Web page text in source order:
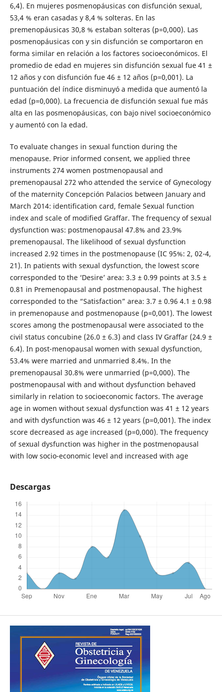
6,4). En mujeres posmenopáusicas con disfunción sexual,
53,4 % eran casadas y 8,4 % solteras. En las
premenopáusicas 30,8 % estaban solteras (p=0,000). Las
posmenopáusicas con y sin disfunción se comportaron en
forma similar en relación a los factores socioeconómicos. El
promedio de edad en mujeres sin disfunción sexual fue 41 ±
12 años y con disfunción fue 46 ± 12 años (p=0,001). La
puntuación del índice disminuyó a medida que aumentó la
edad (p=0,000). La frecuencia de disfunción sexual fue más
alta en las posmenopáusicas, con bajo nivel socioeconómico
y aumentó con la edad.
To evaluate changes in sexual function during the
menopause. Prior informed consent, we applied three
instruments 274 women postmenopausal and
premenopausal 272 who attended the service of Gynecology
of the maternity Concepción Palacios between January and
March 2014: identification card, female Sexual function
index and scale of modified Graffar. The frequency of sexual
dysfunction was: postmenopausal 47.8% and 23.9%
premenopausal. The likelihood of sexual dysfunction
increased 2.92 times in the postmenopause (IC 95%: 2, 02-4,
21). In patients with sexual dysfunction, the lowest score
corresponded to the ‘Desire’ area: 3.3 ± 0.99 points at 3.5 ±
0.81 in Premenopausal and postmenopausal. The highest
corresponded to the “Satisfaction” area: 3.7 ± 0.96 4.1 ± 0.98
in premenopause and postmenopause (p=0,001). The lowest
scores among the postmenopausal were associated to the
civil status concubine (26.0 ± 6.3) and class IV Graffar (24.9 ±
6.4). In post-menopausal women with sexual dysfunction,
53.4% were married and unmarried 8.4%. In the
premenopausal 30.8% were unmarried (p=0,000). The
postmenopausal with and without dysfunction behaved
similarly in relation to socioeconomic factors. The average
age in women without sexual dysfunction was 41 ± 12 years
and with dysfunction was 46 ± 12 years (p=0,001). The index
score decreased as age increased (p=0,000). The frequency
of sexual dysfunction was higher in the postmenopausal
with low socio-economic level and increased with age
Descargas